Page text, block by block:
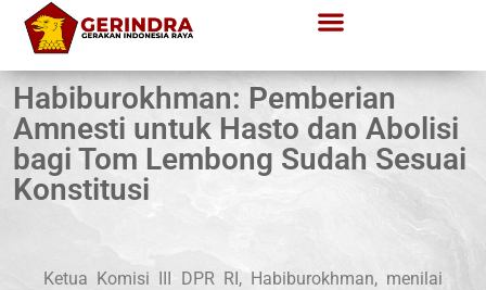
Habiburokhman: Pemberian
Amnesti untuk Hasto dan Abolisi
bagi Tom Lembong Sudah Sesuai
Konstitusi
Ketua Komisi III DPR RI, Habiburokhman, menilai